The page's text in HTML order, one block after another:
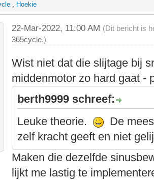
, Hoekie
22-Mar-2022, 11:00 AM (Dit bericht is
365cycle.)
Wist niet dat die slijtage bij
middenmotor zo hard gaat -
berth9999 schreef:
Leuke theorie.
De
zelf kracht geeft en niet
Maken die dezelfde
lijkt me lastig te